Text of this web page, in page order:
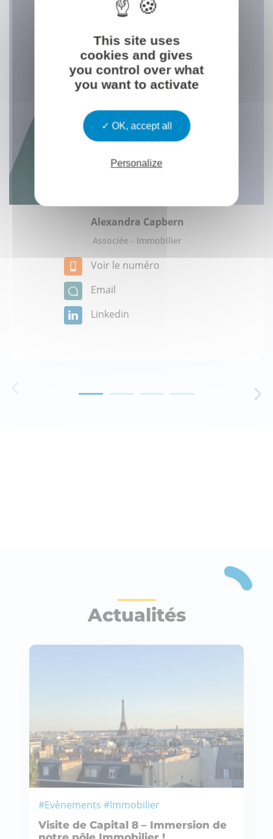
Alexandra Capbern
Associée - Immobilier
Voir le numéro
Email
Linkedin
Actualités
#Evènements #Immobilier
Visite de Capital 8 – Immersion de
This site uses
cookies and gives
you control over what
you want to activate
OK, accept all
Personalize